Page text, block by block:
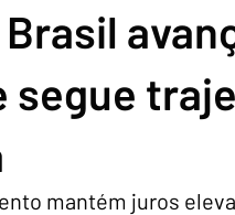
segue
mantém juros